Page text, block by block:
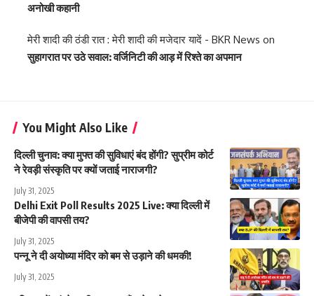
अनोखी कहानी
मेरी शादी की ठंडी रात : मेरी शादी की मजेदार यादें - BKR News on
सुहागरात पर उठे सवाल: वर्जिनिटी की आड़ में रिश्ते का अपमान
You Might Also Like
दिल्ली चुनाव: क्या मुफ्त की सुविधाएं बंद होंगी? सुप्रीम कोर्ट
ने रेवड़ी संस्कृति पर क्यों जताई नाराजगी?
July 31, 2025
Delhi Exit Poll Results 2025 Live: क्या दिल्ली में
बीजेपी की वापसी तय?
July 31, 2025
पन्नू ने दी अयोध्या मंदिर को बम से उड़ाने की धमकी!
July 31, 2025